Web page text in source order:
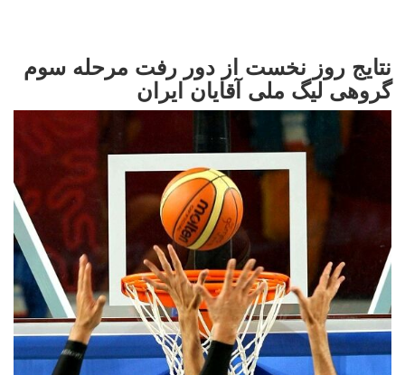
نتایج روز نخست از دور رفت مرحله سوم
گروهی لیگ ملی آقایان ایران